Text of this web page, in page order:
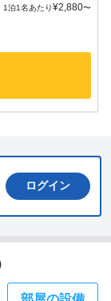
1泊1名あたり¥2,880〜
ログイン